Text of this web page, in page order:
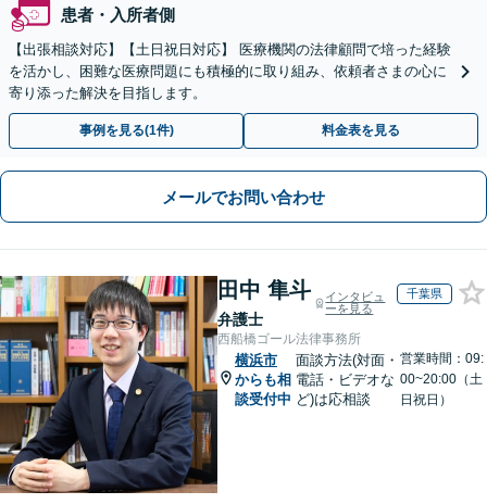
患者・入所者側
【出張相談対応】【土日祝日対応】 医療機関の法律顧問で培った経験
を活かし、困難な医療問題にも積極的に取り組み、依頼者さまの心に
寄り添った解決を目指します。
事例を見る(1件) 料金表を見る
メールでお問い合わせ
田中 隼斗
弁護士
インタビュ
ーを見る
千葉県
西船橋ゴール法律事務所
横浜市
からも相
談受付中
面談方法(対面・
電話・ビデオな
ど)は応相談
営業時間：09:
00~20:00（土
日祝日）